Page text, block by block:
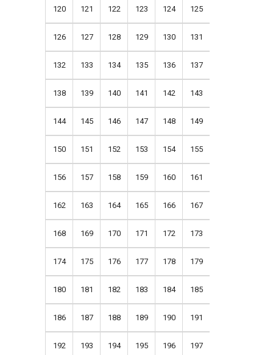
120 121 122 123 124 125
126 127 128 129 130 131
132 133 134 135 136 137
138 139 140 141 142 143
144 145 146 147 148 149
150 151 152 153 154 155
156 157 158 159 160 161
162 163 164 165 166 167
168 169 170 171 172 173
174 175 176 177 178 179
180 181 182 183 184 185
186 187 188 189 190 191
192 193 194 195 196 197